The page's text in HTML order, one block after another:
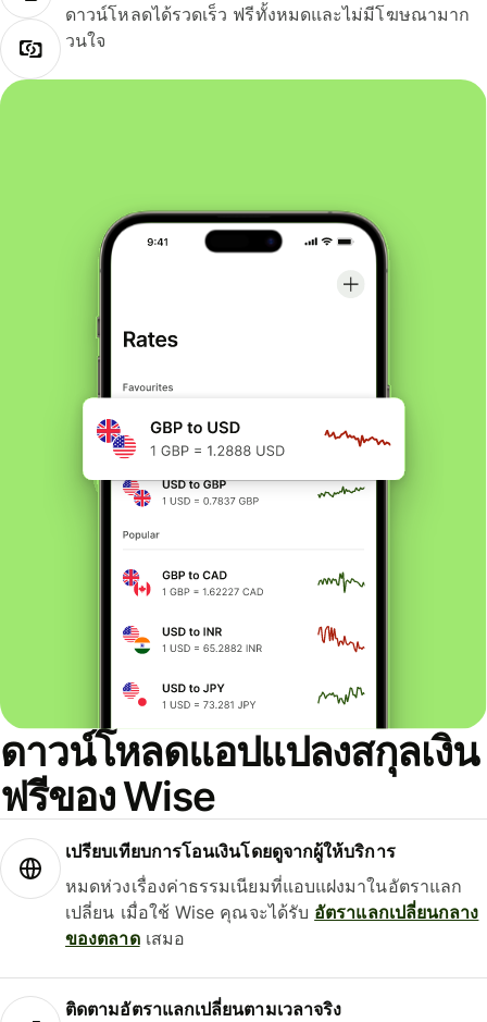
ดาวน์โหลดได้รวดเร็ว ฟรีทั้งหมดและไม่มีโฆษณามาก
วนใจ
ดาวน์โหลดแอปแปลงสกุลเงิน
ฟรีของ Wise
เปรียบเทียบการโอนเงินโดยดูจากผู้ให้บริการ
หมดห่วงเรื่องค่าธรรมเนียมที่แอบแฝงมาในอัตราแลก
เปลี่ยน เมื่อใช้ Wise คุณจะได้รับ อัตราแลกเปลี่ยนกลาง
ของตลาดเสมอ
ติดตามอัตราแลกเปลี่ยนตามเวลาจริง